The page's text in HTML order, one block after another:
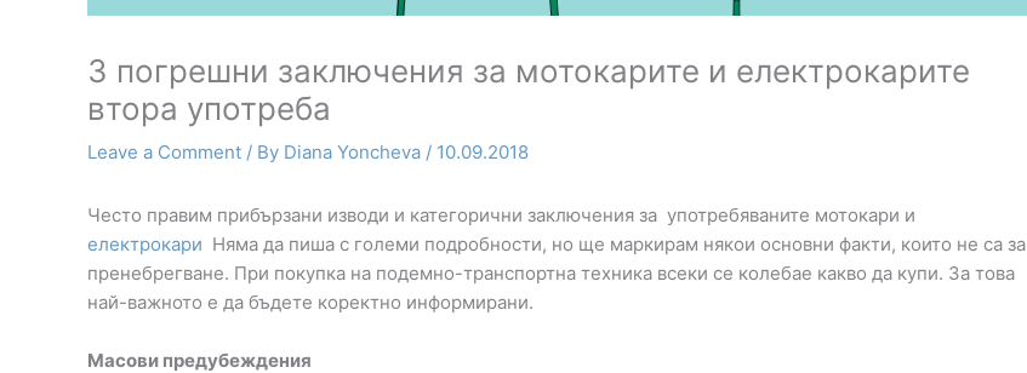
3 погрешни заключения за мотокарите и електрокарите
втора употреба
Leave a Comment / By Diana Yoncheva / 10.09.2018
Често правим прибързани изводи и категорични заключения за употребяваните мотокари и
електрокари Няма да пиша с големи подробности, но ще маркирам някои основни факти, които не са за
пренебрегване. При покупка на подемно-транспортна техника всеки се колебае какво да купи. За това
най-важното е да бъдете коректно информирани.
Масови предубеждения